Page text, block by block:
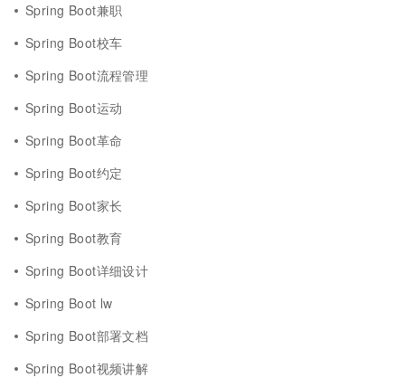
Spring Boot兼职
Spring Boot校车
Spring Boot流程管理
Spring Boot运动
Spring Boot革命
Spring Boot约定
Spring Boot家长
Spring Boot教育
Spring Boot详细设计
Spring Boot lw
Spring Boot部署文档
Spring Boot视频讲解